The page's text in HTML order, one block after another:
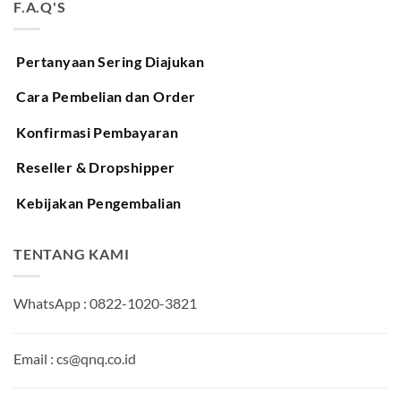
F.A.Q'S
Pertanyaan Sering Diajukan
Cara Pembelian dan Order
Konfirmasi Pembayaran
Reseller & Dropshipper
Kebijakan Pengembalian
TENTANG KAMI
WhatsApp : 0822-1020-3821
Email : cs@qnq.co.id